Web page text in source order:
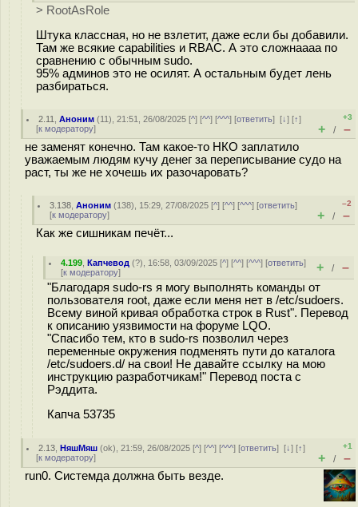
> RootAsRole
Штука классная, но не взлетит, даже если бы добавили.
Там же всякие capabilities и RBAC. А это сложнаааа по
сравнению с обычным sudo.
95% админов это не осилят. А остальным будет лень
разбираться.
2.11 ,Аноним (11), 21:51, 26/08/2025 [^] [^^] [^^^] [ответить][↓] [↑]
[к модератору]
+3
+ / –
не заменят конечно. Там какое-то НКО заплатило
уважаемым людям кучу денег за переписывание судо на
раст, ты же не хочешь их разочаровать?
3.138 ,Аноним (138), 15:29, 27/08/2025 [^] [^^] [^^^] [ответить]
[к модератору]
–2
+ / –
Как же сишникам печёт...
4.199 ,Капчевод (?), 16:58, 03/09/2025 [^] [^^] [^^^] [ответить]
[к модератору] + / –
"Благодаря sudo-rs я могу выполнять команды от
пользователя root, даже если меня нет в /etc/sudoers.
Всему виной кривая обработка строк в Rust". Перевод
к описанию уязвимости на форуме LQO.
"Спасибо тем, кто в sudo-rs позволил через
переменные окружения подменять пути до каталога
/etc/sudoers.d/ на свои! Не давайте ссылку на мою
инструкцию разработчикам!" Перевод поста с
Рэддита.
Капча 53735
2.13 ,НяшМяш (ok), 21:59, 26/08/2025 [^] [^^] [^^^] [ответить][↓] [↑]
[к модератору]
+1
+ / –
run0. Системда должна быть везде.